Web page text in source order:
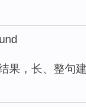
果，长、整句